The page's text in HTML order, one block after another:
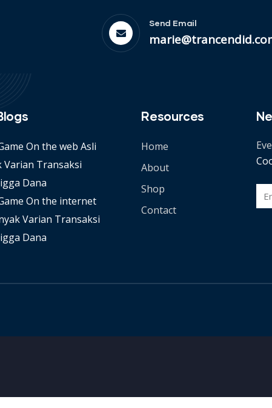
Send Email
On the web Asli
Varian Transaksi
Dana
On the internet
Varian Transaksi
Dana
Resources
Home
About
Shop
Contact